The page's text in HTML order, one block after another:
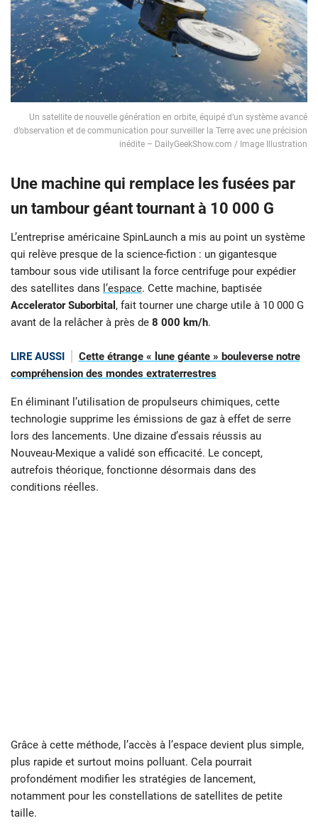
Un satellite de nouvelle génération en orbite, équipé d’un système avancé
d’observation et de communication pour surveiller la Terre avec une précision
inédite – DailyGeekShow.com / Image Illustration
Une machine qui remplace les fusées par
un tambour géant tournant à 10 000 G
L’entreprise américaine SpinLaunch a mis au point un système
qui relève presque de la science-fiction : un gigantesque
tambour sous vide utilisant la force centrifuge pour expédier
des satellites dans l’espace. Cette machine, baptisée
Accelerator Suborbital , fait tourner une charge utile à 10 000 G
avant de la relâcher à près de 8 000 km/h.
LIRE AUSSI
Cette étrange « lune géante » bouleverse notre
compréhension des mondes extraterrestres
En éliminant l’utilisation de propulseurs chimiques, cette
technologie supprime les émissions de gaz à effet de serre
lors des lancements. Une dizaine d’essais réussis au
Nouveau-Mexique a validé son efficacité. Le concept,
autrefois théorique, fonctionne désormais dans des
conditions réelles.
Grâce à cette méthode, l’accès à l’espace devient plus simple,
plus rapide et surtout moins polluant. Cela pourrait
profondément modifier les stratégies de lancement,
notamment pour les constellations de satellites de petite
taille.